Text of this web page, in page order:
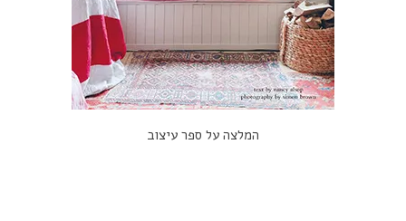
המלצה על ספר עיצוב